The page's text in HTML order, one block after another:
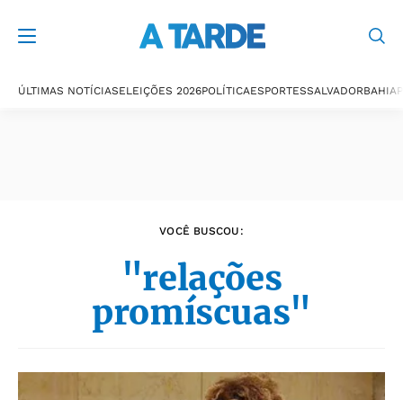
ÚLTIMAS NOTÍCIASELEIÇÕES 2026POLÍTICAESPORTESSALVADORBAHIA
VOCÊ BUSCOU:
"relações
promíscuas"